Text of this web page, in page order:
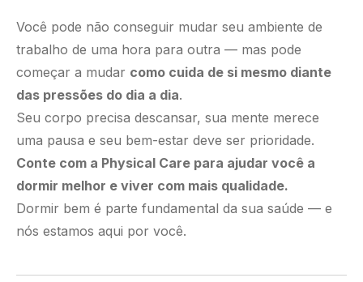
Você pode não conseguir mudar seu ambiente de
trabalho de uma hora para outra — mas pode
começar a mudar como cuida de si mesmo diante
das pressões do dia a dia.
Seu corpo precisa descansar, sua mente merece
uma pausa e seu bem-estar deve ser prioridade.
Conte com a Physical Care para ajudar você a
dormir melhor e viver com mais qualidade.
Dormir bem é parte fundamental da sua saúde — e
nós estamos aqui por você.